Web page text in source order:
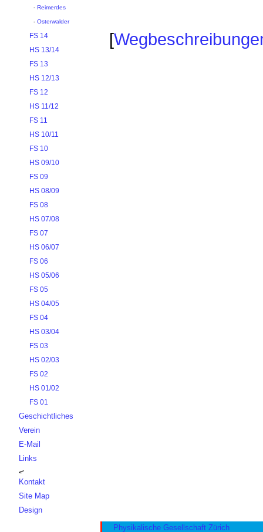
- Reimerdes
- Osterwalder
FS 14
HS 13/14
FS 13
HS 12/13
FS 12
HS 11/12
FS 11
HS 10/11
FS 10
HS 09/10
FS 09
HS 08/09
FS 08
HS 07/08
FS 07
HS 06/07
FS 06
HS 05/06
FS 05
HS 04/05
FS 04
HS 03/04
FS 03
HS 02/03
FS 02
HS 01/02
FS 01
Geschichtliches
Verein
E-Mail
Links
Kontakt
Site Map
Design
[
Physikalische Gesellschaft Zürich